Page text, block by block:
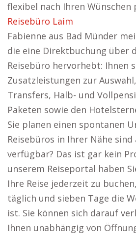
flexibel nach Ihren Wünschen
Reisebüro Laim
Fabienne aus Bad Münder
die eine Direktbuchung über
Reisebüro hervorhebt: Ihnen
Zusatzleistungen zur
Transfers, Halb- und
Paketen sowie den
Sie planen einen spontanen
Reisebüros in Ihrer Nähe
verfügbar? Das ist gar kein
unserem Reiseportal haben
Ihre Reise jederzeit zu
täglich und sieben Tage die
ist. Sie können sich darauf
Ihnen unabhängig von